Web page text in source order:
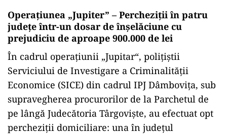
Operațiunea „Jupiter” – Percheziții în patru
județe într-un dosar de înșelăciune cu
prejudiciu de aproape 900.000 de lei
În cadrul operaţiunii „Jupitar“, polițiștii
Serviciului de Investigare a Criminalității
Economice (SICE) din cadrul IPJ Dâmbovița, sub
supravegherea procurorilor de la Parchetul de
pe lângă Judecătoria Târgoviște, au efectuat opt
percheziții domiciliare: una în județul